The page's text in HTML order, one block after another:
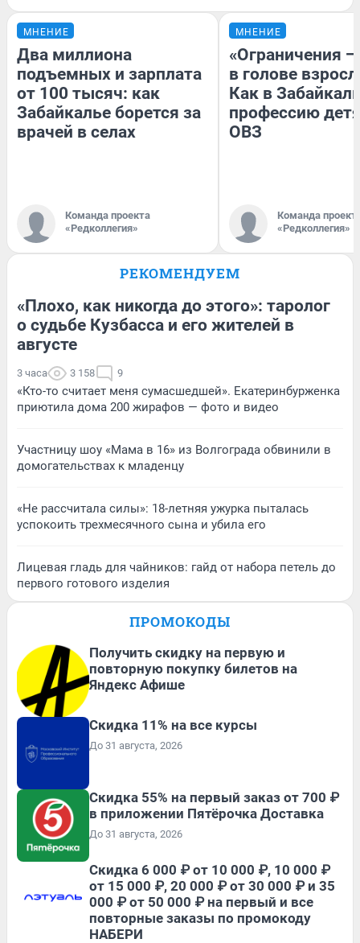
МНЕНИЕ
Два миллиона
подъемных и зарплата
от 100 тысяч: как
Забайкалье борется за
врачей в селах
Команда проекта
«Редколлегия»
МНЕНИЕ
«Ограничения
в голове
Как в
профессию
ОВЗ
Команда
«Редколлегия»
РЕКОМЕНДУЕМ
«Плохо, как никогда до этого»: таролог
о судьбе Кузбасса и его жителей в
августе
3 часа 3 158 9
«Кто-то считает меня сумасшедшей». Екатеринбурженка
приютила дома 200 жирафов — фото и видео
Участницу шоу «Мама в 16» из Волгограда обвинили в
домогательствах к младенцу
«Не рассчитала силы»: 18-летняя ужурка пыталась
успокоить трехмесячного сына и убила его
Лицевая гладь для чайников: гайд от набора петель до
первого готового изделия
ПРОМОКОДЫ
Получить скидку на первую и
повторную покупку билетов на
Яндекс Афише
Скидка 11% на все курсы
До 31 августа, 2026
Скидка 55% на первый заказ от 700 ₽
в приложении Пятёрочка Доставка
До 31 августа, 2026
Скидка 6 000 ₽ от 10 000 ₽, 10 000 ₽
от 15 000 ₽, 20 000 ₽ от 30 000 ₽ и 35
000 ₽ от 50 000 ₽ на первый и все
повторные заказы по промокоду
НАБЕРИ